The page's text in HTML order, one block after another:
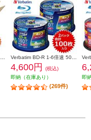
Verbatim 【お得な2個セット&安心梱包】映像用/BD-R/50枚パック2個セット/25GB/6倍速対応/インクジェット対応ワイド VBR130RP50V1X2 Verbatim BD-R 1-6倍速 50枚スピンドルケース インクジェットプリンタ対応 2個セット VBR130RP50V4-2-ESET
4,600円
(税込)
即納（在庫あり）
(269件)
即